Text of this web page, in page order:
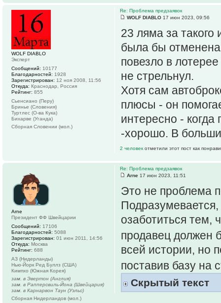
Re: Проблема предзаявок
WOLF DIABLO 17 июн 2023, 09:56
23 ляма за такого
была бы отменена
повезло в
не стрельнул.
Хотя сам
плюсы - он
интересно -
-хорошо. В
2 человекотметили этот пост как
WOLF DIABLO
Эксперт
Сообщений: 10177
Благодарностей: 1928
Зарегистрирован: 12 ноя 2008, 11:56
Откуда: Краснодар, Россия
Рейтинг: 855
Сьенсиано (Перу)
Бринье (Словения)
Туртлес (О-ва Кука)
Бихарве (Уганда)
Сборная Словении (мол.)
Re: Проблема предзаявок
Arne 17 июн 2023, 11:51
Это не проблема
озаботиться тем,
продавец должен
всей истории, но
поставив базу на
Скрытый текст
Arne
Президент ФФ Швейцарии
Сообщений: 17106
Благодарностей: 5088
Зарегистрирован: 01 июн 2011, 14:56
Откуда: Москва
Рейтинг: 688
АЗ (Нидерланды)
Нью-Йорк Ред Буллз (США)
Кимпхо (Южная Корея)
зам. в Эвертон (Англия)
зам. в Рапперсвиль-Йона (Швейцария)
зам. в Карнарвон Таун (Уэльс)
Сборная Нидерландов (мол.)